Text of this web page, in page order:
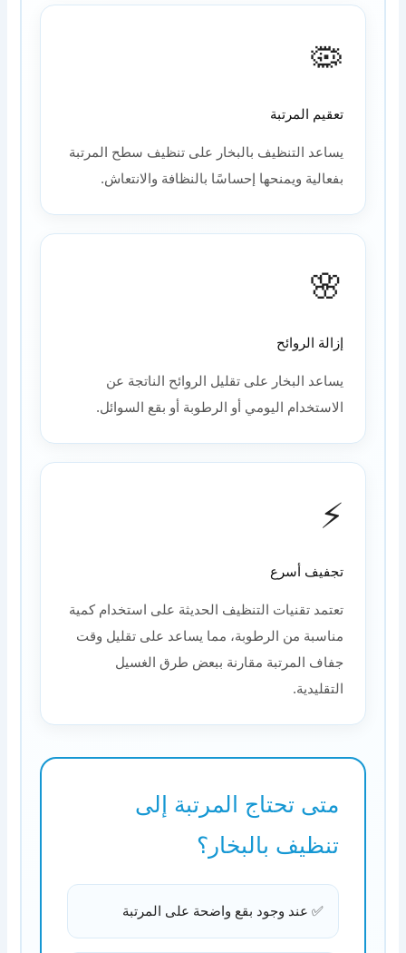
🦠
تعقيم المرتبة
يساعد التنظيف بالبخار على تنظيف سطح المرتبة
بفعالية ويمنحها إحساسًا بالنظافة والانتعاش.
🌸
إزالة الروائح
يساعد البخار على تقليل الروائح الناتجة عن
الاستخدام اليومي أو الرطوبة أو بقع السوائل.
⚡
تجفيف أسرع
تعتمد تقنيات التنظيف الحديثة على استخدام كمية
مناسبة من الرطوبة، مما يساعد على تقليل وقت
جفاف المرتبة مقارنة ببعض طرق الغسيل
التقليدية.
متى تحتاج المرتبة إلى
تنظيف بالبخار؟
✅ عند وجود بقع واضحة على المرتبة